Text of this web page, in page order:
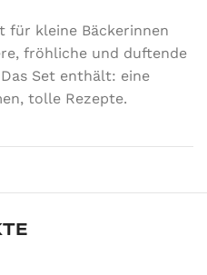
für kleine Bäckerinnen
fröhliche und duftende
Set enthält: eine
tolle Rezepte.